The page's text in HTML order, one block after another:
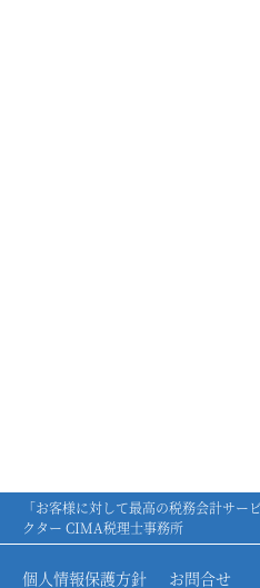
「お客様に対して最高の税務会計サ
クター CIMA税理士事務所
個人情報保護方針 お問合せ